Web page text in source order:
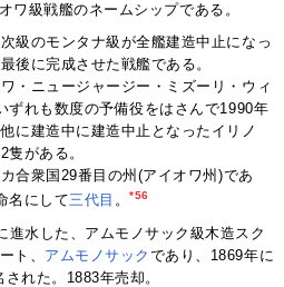
ワ級戦艦のネームシップである。
級のモンタナ級が全艦建造中止になっ
後に完成させた戦艦である。
・ニュージャージー・ミズーリ・ウィ
ずれも数度の予備役をはさんで1990年
に建造中に建造中止となったイリノ
隻がある。
合衆国29番目の州(アイオワ州)であ
名にして三代目 。*56
進水した、アムモノサック級木造スク
ト、 アムモノサック であり、1869年に
れた。1883年売却。